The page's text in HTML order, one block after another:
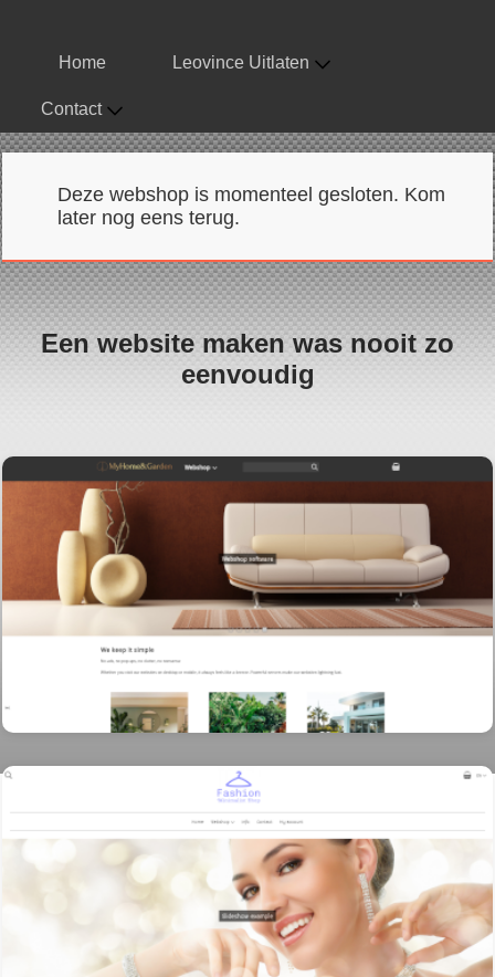
Home Leovince Uitlaten
Contact
Deze webshop is momenteel gesloten. Kom
later nog eens terug.
Een website maken was nooit zo
eenvoudig